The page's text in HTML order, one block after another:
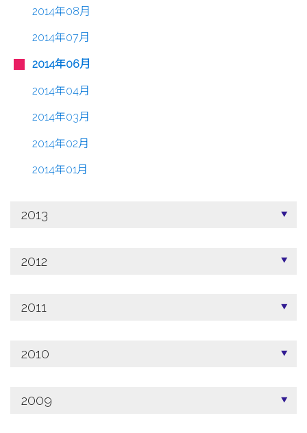
2014年08月
2014年07月
2014年06月
2014年04月
2014年03月
2014年02月
2014年01月
2013
2012
2011
2010
2009